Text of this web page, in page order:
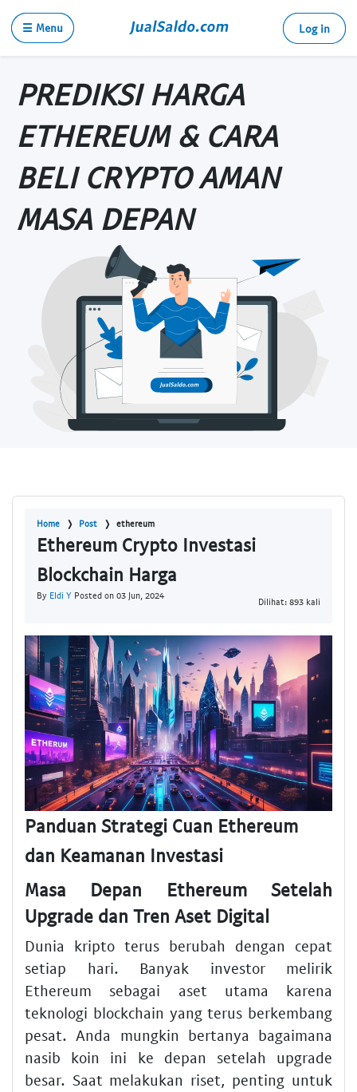
☰ Menu Log in
PREDIKSI HARGA
ETHEREUM & CARA
BELI CRYPTO AMAN
MASA DEPAN
Home Post ethereum
Ethereum Crypto Investasi
Blockchain Harga
By Eldi Y Posted on 03 Jun, 2024
Dilihat: 893 kali
Panduan Strategi Cuan Ethereum
dan Keamanan Investasi
Masa Depan Ethereum Setelah
Upgrade dan Tren Aset Digital
Dunia kripto terus berubah dengan cepat
setiap hari. Banyak investor melirik
Ethereum sebagai aset utama karena
teknologi blockchain yang terus berkembang
pesat. Anda mungkin bertanya bagaimana
nasib koin ini ke depan setelah upgrade
besar. Saat melakukan riset, penting untuk